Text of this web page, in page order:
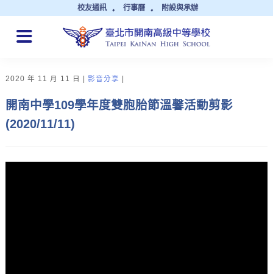
校友通訊 行事曆 附設與承辦
QUICK LINKS
2020 年 11 月 11 日 影音分享
開南中學109學年度雙胞胎節溫馨活動剪影
(2020/11/11)